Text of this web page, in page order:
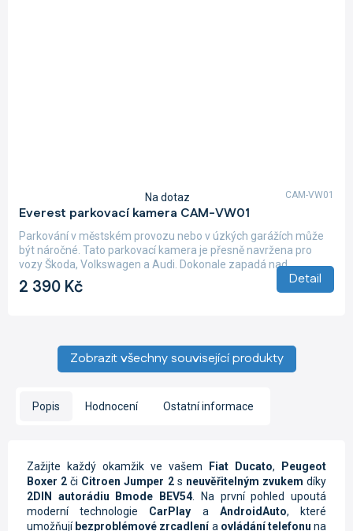
Everest parkovací kamera CAM-VW01
hodnocení
produktu
je
3,5
5
Na dotaz
2 390 Kč Detail
Parkování v městském provozu nebo v úzkých garážích může
být náročné. Tato parkovací kamera je přesně navržena pro
vozy Škoda, Volkswagen a Audi. Dokonale zapadá nad...
CAM-VW01
Zobrazit všechny související produkty
Popis Hodnocení Ostatní informace
Zažijte každý okamžik ve vašem Fiat Ducato,
Peugeot
Boxer 2 či Citroen Jumper 2 s neuvěřitelným zvukem díky
2DIN autorádiu Bmode BEV54 . Na první pohled upoutá
moderní technologie CarPlay a AndroidAuto, které
umožňují bezproblémové zrcadlenía ovládání telefonu na